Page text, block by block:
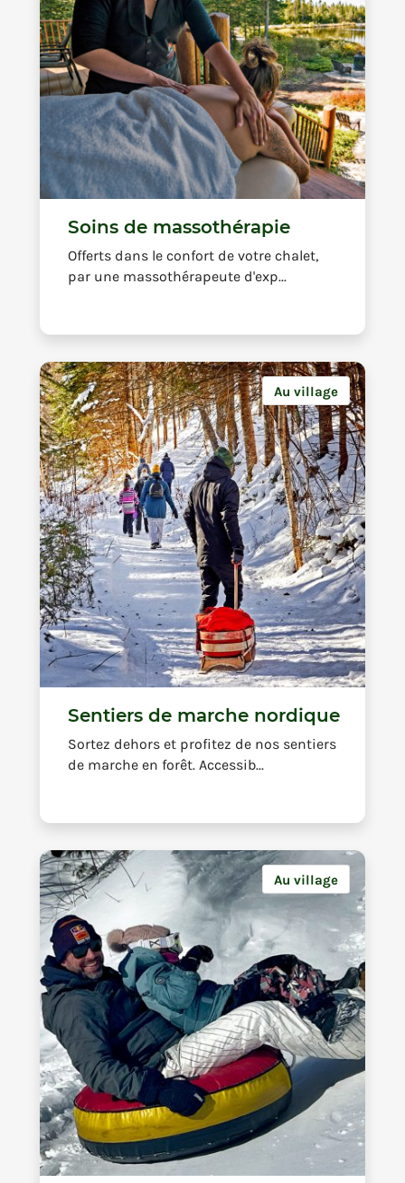
Soins de massothérapie
Offerts dans le confort de votre chalet,
par une massothérapeute d'exp...
Au village
Sentiers de marche nordique
Sortez dehors et profitez de nos sentiers
de marche en forêt. Accessib...
Au village